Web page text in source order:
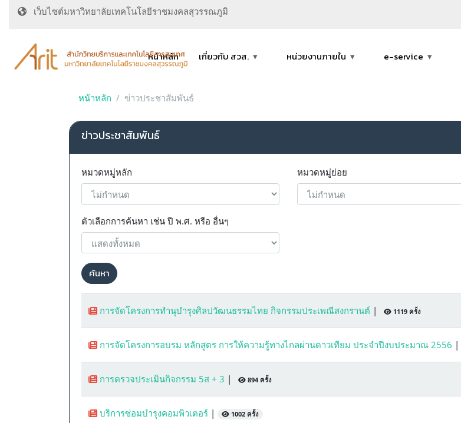
เว็บไซต์มหาวิทยาลัยเทคโนโลยีราชมงคลสุวรรณภูมิ
หน้าหลัก เกี่ยวกับ สวส. หน่วยงานภายใน e-service
หน้าหลัก ข่าวประชาสัมพันธ์
ข่าวประชาสัมพันธ์
หมวดหมู่หลัก หมวดหมู่ย่อย
ตัวเลือกการค้นหา เช่น ปี พ.ศ. หรือ อื่นๆ
ค้นหา
การจัดโครงการทำนุบำรุงศิลปวัฒนธรรมไทย กิจกรรมประเพณีสงกรานต์ | 1119 ครั้ง
การจัดโครงการอบรม หลักสูตร การให้ความรู้ทางไกลผ่านดาวเทียม ประจำปีงบประมาณ 2556 |
การตรวจประเมินกิจกรรม 5ส + 3 | 894 ครั้ง
บริการซ่อมบำรุงคอมพิวเตอร์ | 1002 ครั้ง